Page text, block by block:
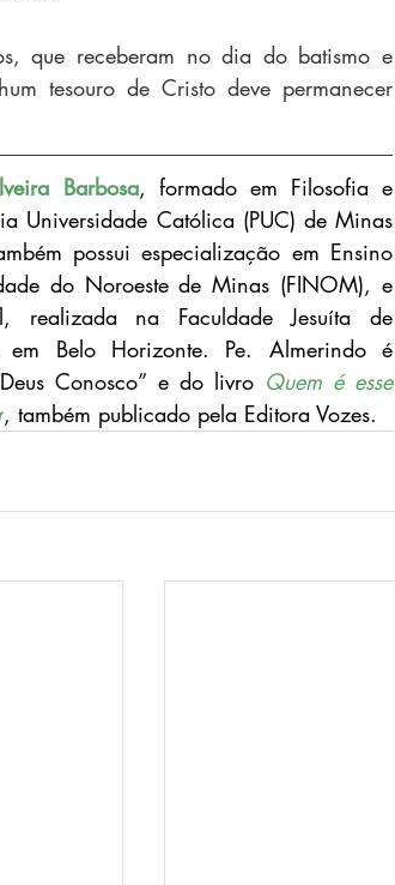
que receberam no dia do batismo e
tesouro de Cristo deve permanecer
Barbosa, formado em Filosofia e
Universidade Católica (PUC) de Minas
possui especialização em Ensino
do Noroeste de Minas (FINOM), e
realizada na Faculdade Jesuíta de
em Belo Horizonte. Pe. Almerindo é
Conosco” e do livro Quem é esse
, também publicado pela Editora Vozes.